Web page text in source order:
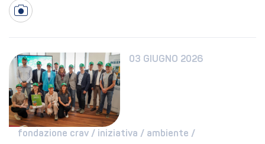
03 GIUGNO 2026
fondazione crav / iniziativa / ambiente /